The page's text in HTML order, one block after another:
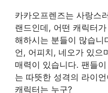
카카오프렌즈는 사랑스
랜드인데, 어떤 캐릭터
해하시는 분들이 많습니
언, 어피치, 네오가 있으
매력이 있습니다. 팬들
는 따뜻한 성격의 라이
캐릭터는 누구?